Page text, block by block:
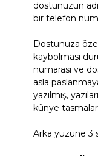
dostunuzun
bir telefon
Dostunuza
kaybolması
numarası ve
asla
yazılmış,
künye
Arka yüzüne 3